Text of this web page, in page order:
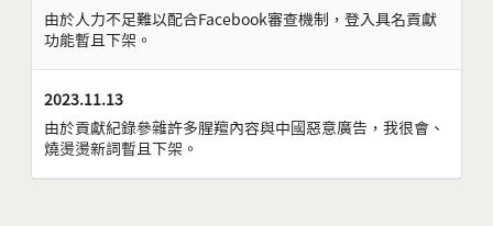
由於人力不足難以配合Facebook審查機制，登入具名貢獻
功能暫且下架。
2023.11.13
由於貢獻紀錄參雜許多腥羶內容與中國惡意廣告，我很會、
燒燙燙新詞暫且下架。